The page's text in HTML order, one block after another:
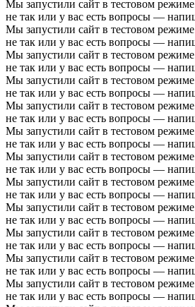
Мы запустили сайт в тестовом
не так или у вас есть вопросы —
Мы запустили сайт в тестовом
не так или у вас есть вопросы —
Мы запустили сайт в тестовом
не так или у вас есть вопросы —
Мы запустили сайт в тестовом
не так или у вас есть вопросы —
Мы запустили сайт в тестовом
не так или у вас есть вопросы —
Мы запустили сайт в тестовом
не так или у вас есть вопросы —
Мы запустили сайт в тестовом
не так или у вас есть вопросы —
Мы запустили сайт в тестовом
не так или у вас есть вопросы —
Мы запустили сайт в тестовом
не так или у вас есть вопросы —
Мы запустили сайт в тестовом
не так или у вас есть вопросы —
Мы запустили сайт в тестовом
не так или у вас есть вопросы —
Мы запустили сайт в тестовом
не так или у вас есть вопросы —